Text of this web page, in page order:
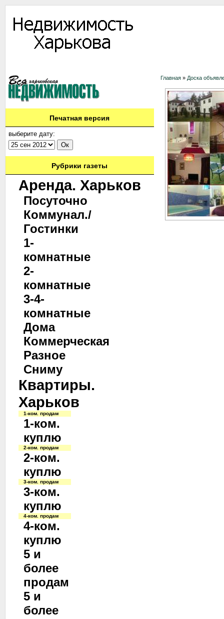
Печатная версия
выберите дату:
Рубрики газеты
Аренда. Харьков
Посуточно
Коммунал./
Гостинки
1-
комнатные
2-
комнатные
3-4-
комнатные
Дома
Коммерческая
Разное
Сниму
Квартиры.
Харьков
1-ком. продам
1-ком.
куплю
2-ком. продам
2-ком.
куплю
3-ком. продам
3-ком.
куплю
4-ком. продам
4-ком.
куплю
5 и
более
продам
5 и
более
Главная » Доска